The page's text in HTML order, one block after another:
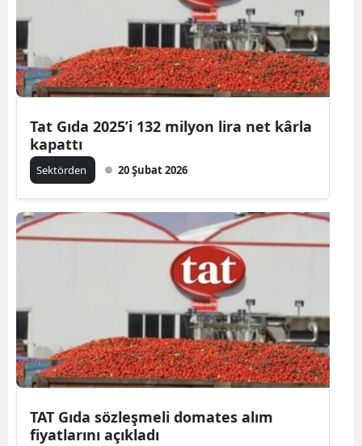
Tat Gıda 2025’i 132 milyon lira net kârla
kapattı
Sektörden 20 Şubat 2026
TAT Gıda sözleşmeli domates alım
fiyatlarını açıkladı